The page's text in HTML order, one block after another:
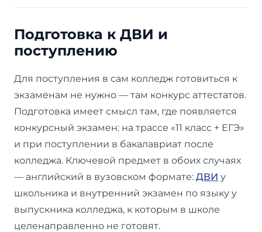
Подготовка к ДВИ и
поступлению
Для поступления в сам колледж готовиться к
экзаменам не нужно — там конкурс аттестатов.
Подготовка имеет смысл там, где появляется
конкурсный экзамен: на трассе «11 класс + ЕГЭ»
и при поступлении в бакалавриат после
колледжа. Ключевой предмет в обоих случаях
— английский в вузовском формате: ДВИ у
школьника и внутренний экзамен по языку у
выпускника колледжа, к которым в школе
целенаправленно не готовят.